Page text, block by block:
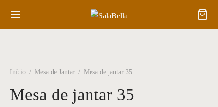
Início / Mesa de Jantar / Mesa de jantar 35
Mesa de jantar 35